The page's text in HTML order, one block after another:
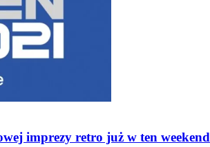
imprezy retro już w ten weekend